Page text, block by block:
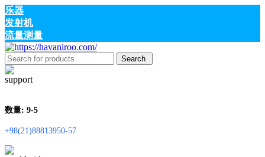
乐器
发射机
流量测量
Search
数量: 9-5
+98(21)88813950-57